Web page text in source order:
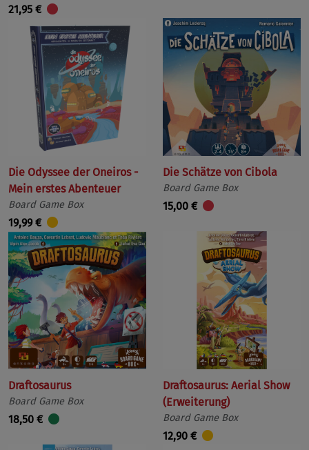
21,95 €
Die Odyssee der Oneiros -
Mein erstes Abenteuer
Board Game Box
19,99 €
Die Schätze von Cibola
Board Game Box
15,00 €
Draftosaurus
Board Game Box
18,50 €
Draftosaurus: Aerial Show
(Erweiterung)
Board Game Box
12,90 €